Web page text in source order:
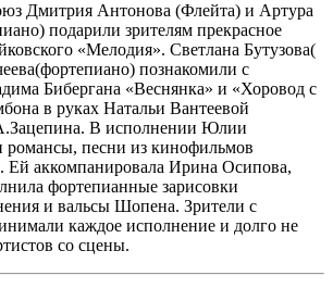
Дмитрия Антонова (Флейта) и Артура
подарили зрителям прекрасное
«Мелодия». Светлана Бутузова(
познакомили с
Бибергана «Веснянка» и «Хоровод с
в руках Натальи Вантеевой
В исполнении Юлии
романсы, песни из кинофильмов
Ей аккомпанировала Ирина Осипова,
фортепианные зарисовки
и вальсы Шопена. Зрители с
каждое исполнение и долго не
со сцены.